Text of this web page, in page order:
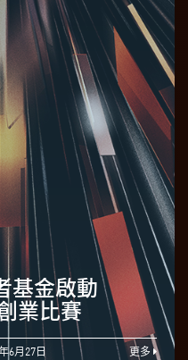
基金啟動
業比賽
6月27日 更多